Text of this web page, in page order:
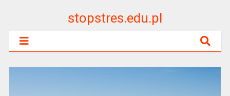
stopstres.edu.pl